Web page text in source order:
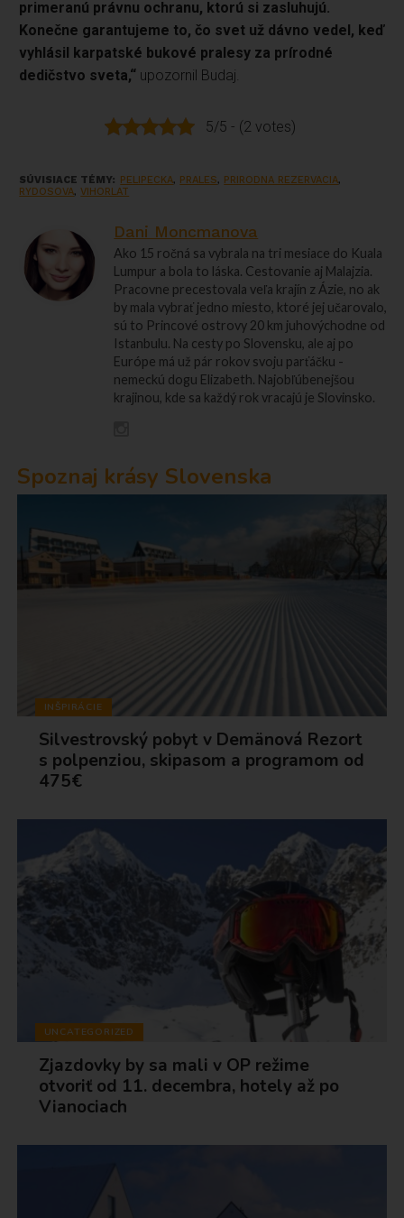
primeranú právnu ochranu, ktorú si zasluhujú.
Konečne garantujeme to, čo svet už dávno vedel, keď
vyhlásil karpatské bukové pralesy za prírodné
dedičstvo sveta,“ upozornil Budaj.
5/5 - (2 votes)
SÚVISIACE TÉMY: PELIPECKA, PRALES, PRIRODNA REZERVACIA,
RYDOSOVA,VIHORLAT
Dani Moncmanova
Ako 15 ročná sa vybrala na tri mesiace do Kuala
Lumpur a bola to láska. Cestovanie aj Malajzia.
Pracovne precestovala veľa krajín z Ázie, no ak
by mala vybrať jedno miesto, ktoré jej učarovalo,
sú to Princové ostrovy 20 km juhovýchodne od
Istanbulu. Na cesty po Slovensku, ale aj po
Európe má už pár rokov svoju parťáčku -
nemeckú dogu Elizabeth. Najobľúbenejšou
krajinou, kde sa každý rok vracajú je Slovinsko.
Spoznaj krásy Slovenska
INŠPIRÁCIE
Silvestrovský pobyt v Demänová Rezort
s polpenziou, skipasom a programom od
475€
UNCATEGORIZED
Zjazdovky by sa mali v OP režime
otvoriť od 11. decembra, hotely až po
Vianociach